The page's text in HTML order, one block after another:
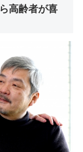
高齢者が喜